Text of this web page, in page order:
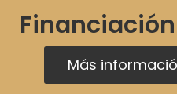
Más